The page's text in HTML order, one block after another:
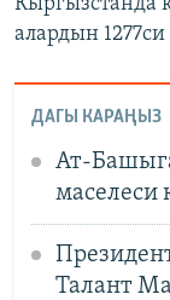
Кыргызстанда
алардын
ДАГЫ КАРАҢЫЗ
Ат-
маселеси
Талант